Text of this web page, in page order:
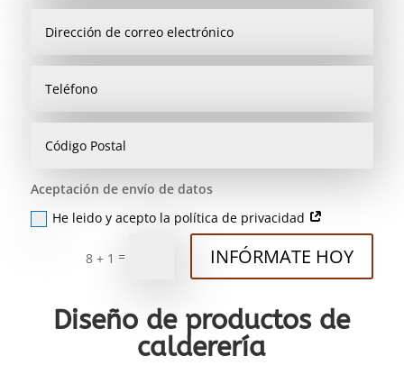
Aceptación de envío de datos
He leido y acepto la política de privacidad
8 + 1 = INFÓRMATE HOY
Diseño de productos de
calderería